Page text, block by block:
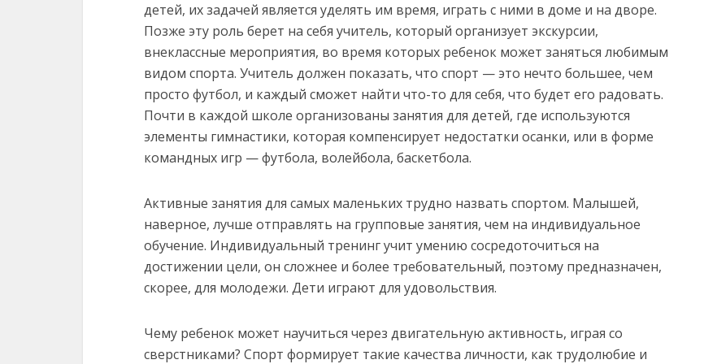
детей, их задачей является уделять им время, играть с ними в доме и на дворе.
Позже эту роль берет на себя учитель, который организует экскурсии,
внеклассные мероприятия, во время которых ребенок может заняться любимым
видом спорта. Учитель должен показать, что спорт — это нечто большее, чем
просто футбол, и каждый сможет найти что-то для себя, что будет его радовать.
Почти в каждой школе организованы занятия для детей, где используются
элементы гимнастики, которая компенсирует недостатки осанки, или в форме
командных игр — футбола, волейбола, баскетбола.
Активные занятия для самых маленьких трудно назвать спортом. Малышей,
наверное, лучше отправлять на групповые занятия, чем на индивидуальное
обучение. Индивидуальный тренинг учит умению сосредоточиться на
достижении цели, он сложнее и более требовательный, поэтому предназначен,
скорее, для молодежи. Дети играют для удовольствия.
Чему ребенок может научиться через двигательную активность, играя со
сверстниками? Спорт формирует такие качества личности, как трудолюбие и